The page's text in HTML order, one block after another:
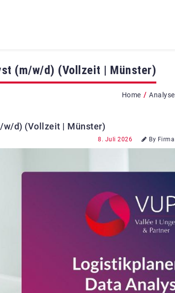
(m/w/d) (Vollzeit | Münster)
Home /
w/d) (Vollzeit | Münster)
8. Juli 2026 By